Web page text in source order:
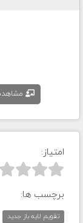
امتیاز:
برچسب ها:
تقویم لایه باز جدید